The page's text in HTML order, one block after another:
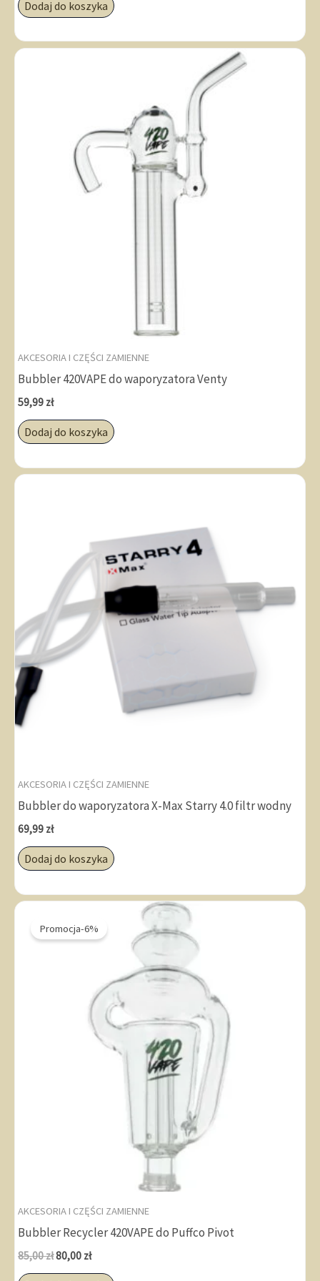
Dodaj do koszyka
AKCESORIA I CZĘŚCI ZAMIENNE
Bubbler 420VAPE do waporyzatora Venty
59,99 zł
Dodaj do koszyka
AKCESORIA I CZĘŚCI ZAMIENNE
Bubbler do waporyzatora X-Max Starry 4.0 filtr wodny
69,99 zł
Dodaj do koszyka
Promocja-6%
AKCESORIA I CZĘŚCI ZAMIENNE
Bubbler Recycler 420VAPE do Puffco Pivot
85,00złPierwotna
80,00 złAktualna